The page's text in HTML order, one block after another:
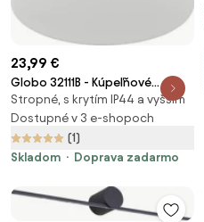
23,99 €
Globo 32111B - Kúpeľňové
svietidlo VRANOS
1xE27/60W/230V pr. 18,4 cm
IP44
Stropné, s krytím IP44 a vyšším
Dostupné v 3 e-shopoch
(1)
Skladom
Doprava zadarmo